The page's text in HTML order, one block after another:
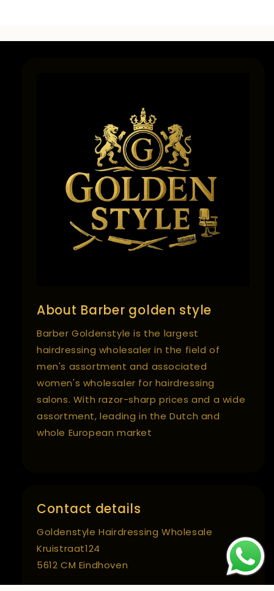
About Barber golden style
Barber Goldenstyle is the largest
hairdressing wholesaler in the field of
men's assortment and associated
women's wholesaler for hairdressing
salons. With razor-sharp prices and a wide
assortment, leading in the Dutch and
whole European market
Contact details
Goldenstyle Hairdressing Wholesale
Kruistraat124
5612 CM Eindhoven